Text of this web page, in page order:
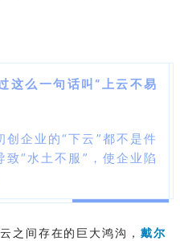
这么一句话叫“上云不易
企业的“下云”都不是件
“水土不服”，使企业陷
之间存在的巨大鸿沟， 戴尔